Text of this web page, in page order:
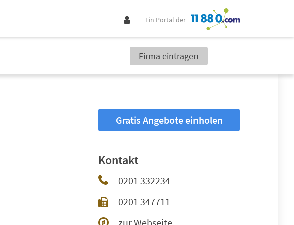
Ein Portal der
Firma eintragen
Gratis Angebote einholen
Kontakt
0201 332234
0201 347711